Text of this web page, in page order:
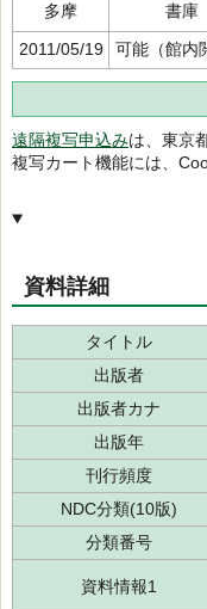
多摩 書庫
2011/05/19
可能（館内
遠隔複写申込みは、東京
複写カート機能には、
資料詳細
タイトル
出版者
出版者カナ
出版年
刊行頻度
NDC分類(10版)
分類番号
資料情報1